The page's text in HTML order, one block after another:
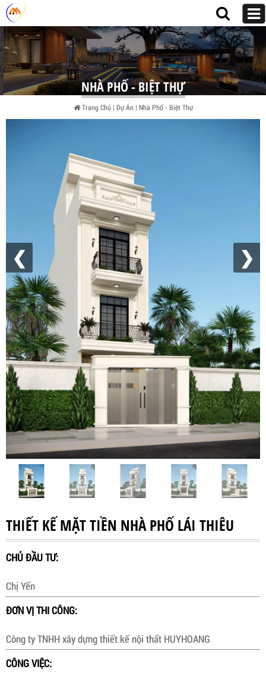
NHÀ PHỐ - BIỆT THỰ
Trang Chủ| Dự Án| Nhà Phố - Biệt Thự
❮ ❯
THIẾT KẾ MẶT TIỀN NHÀ PHỐ LÁI THIÊU
CHỦ ĐẦU TƯ:
Chị Yến
ĐƠN VỊ THI CÔNG:
Công ty TNHH xây dựng thiết kế nội thất HUYHOANG
CÔNG VIỆC: